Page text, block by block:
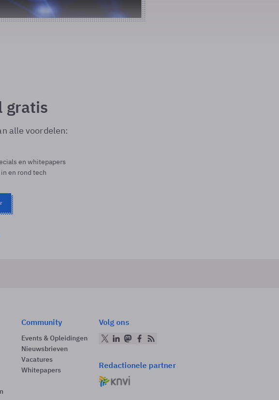
gratis
alle voordelen:
en whitepapers
en rond tech
Community
Events & Opleidingen
Nieuwsbrieven
Vacatures
Whitepapers
Volg ons
Redactionele partner